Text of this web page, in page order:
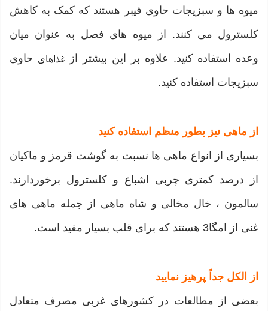
میوه ها و سبزیجات حاوی فیبر هستند که کمک به کاهش
کلسترول می کنند. از میوه های فصل به عنوان میان
وعده استفاده کنید. علاوه بر این بیشتر از
غذاهای حاوی
سبزیجات استفاده کنید.
از ماهی نیز بطور منظم استفاده کنید
بسیاری از انواع ماهی ها نسبت به گوشت قرمز و ماکیان
از درصد کمتری چربی اشباع و کلسترول برخوردارند.
سالمون ، خال مخالی و شاه ماهی از جمله ماهی های
غنی از امگا3 هستند که برای قلب بسیار مفید است.
از الکل جداً پرهیز نمایید
بعضی از مطالعات در کشورهای غربی مصرف متعادل